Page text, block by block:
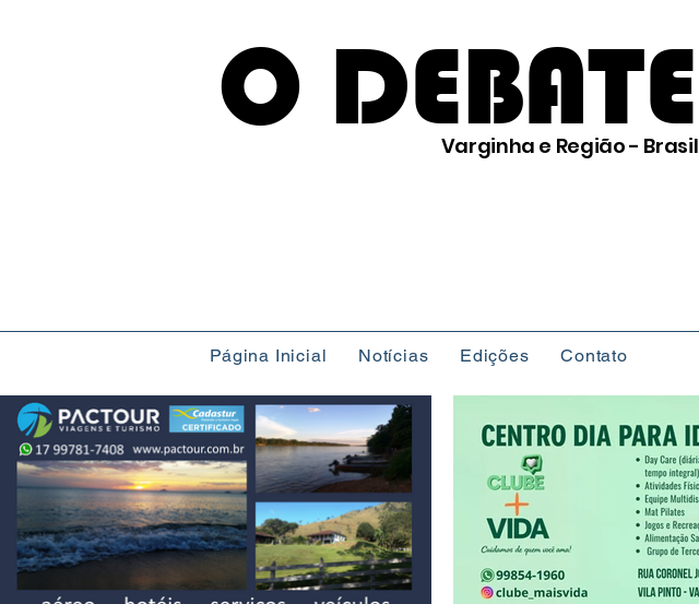
O DEBATE
Varginha e Região - Brasil
Página Inicial Notícias Edições Contato